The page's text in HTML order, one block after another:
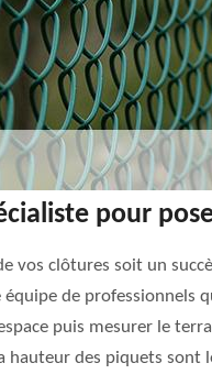
pour
vos clôtures soit un
équipe de
puis mesurer le
hauteur des piquets sont